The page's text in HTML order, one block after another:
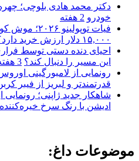
دکتر محمد هادی بلوچی؛
خودرو 2 هفته
فیات
۱۵,۰۰۰ دلار ارزش خرید دارد؟
احیای دنده دستی توسط
این مسیر را دنبال کند؟ 3 هفته
قدرتمندتر و لبریز از فیبر
ادیشن با رنگ سرخ خیره‌کننده
موضوعات داغ: